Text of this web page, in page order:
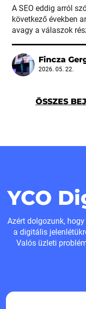
A SEO eddig arról
következő években
avagy a válaszok
Fincza
2026. 05. 22.
ÖSSZES
YCO
Azért dolgozunk,
a digitális
Valós üzleti